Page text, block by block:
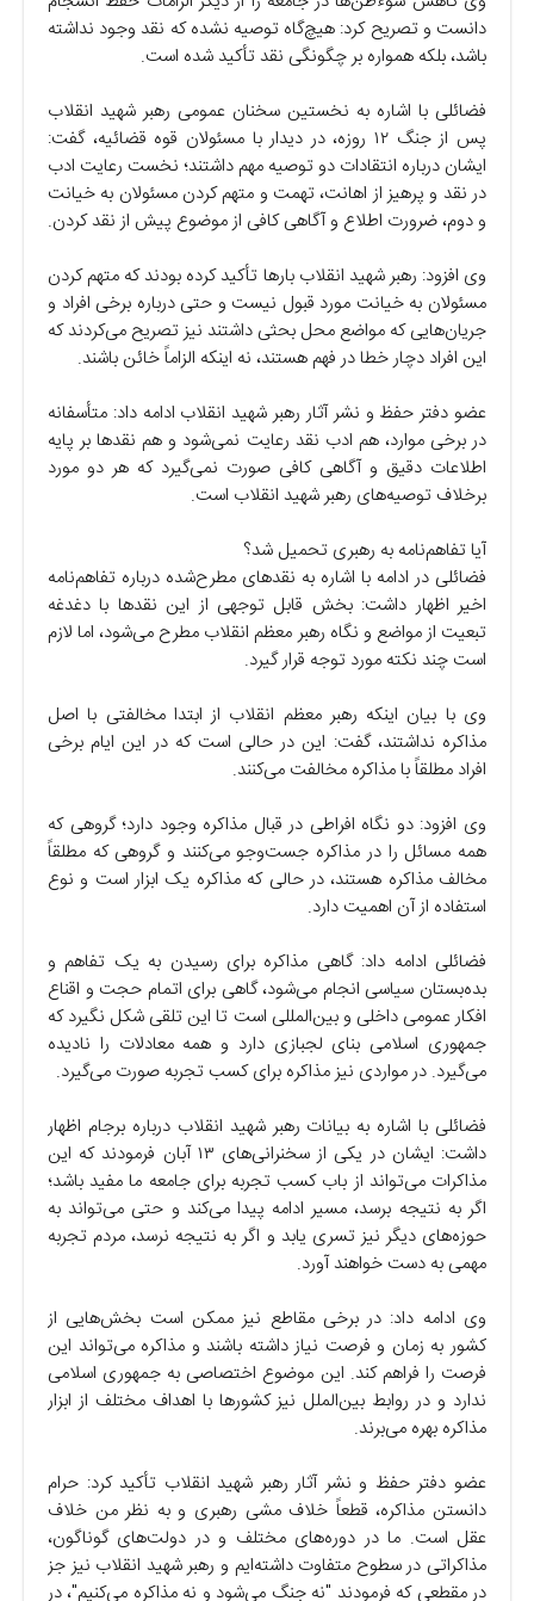
دانست و تصریح کرد: هیچ‌گاه توصیه نشده که نقد وجود نداشته
باشد، بلکه همواره بر چگونگی نقد تأکید شده است.
فضائلی با اشاره به نخستین سخنان عمومی رهبر شهید انقلاب
پس از جنگ ۱۲ روزه، در دیدار با مسئولان قوه قضائیه، گفت:
ایشان درباره انتقادات دو توصیه مهم داشتند؛ نخست رعایت ادب
در نقد و پرهیز از اهانت، تهمت و متهم کردن مسئولان به خیانت
و دوم، ضرورت اطلاع و آگاهی کافی از موضوع پیش از نقد کردن.
وی افزود: رهبر شهید انقلاب بارها تأکید کرده بودند که متهم کردن
مسئولان به خیانت مورد قبول نیست و حتی درباره برخی افراد و
جریان‌هایی که مواضع محل بحثی داشتند نیز تصریح می‌کردند که
این افراد دچار خطا در فهم هستند، نه اینکه الزاماً خائن باشند.
عضو دفتر حفظ و نشر آثار رهبر شهید انقلاب ادامه داد: متأسفانه
در برخی موارد، هم ادب نقد رعایت نمی‌شود و هم نقدها بر پایه
اطلاعات دقیق و آگاهی کافی صورت نمی‌گیرد که هر دو مورد
برخلاف توصیه‌های رهبر شهید انقلاب است.
آیا تفاهم‌نامه به رهبری تحمیل شد؟
فضائلی در ادامه با اشاره به نقدهای مطرح‌شده درباره تفاهم‌نامه
اخیر اظهار داشت: بخش قابل توجهی از این نقدها با دغدغه
تبعیت از مواضع و نگاه رهبر معظم انقلاب مطرح می‌شود، اما لازم
است چند نکته مورد توجه قرار گیرد.
وی با بیان اینکه رهبر معظم انقلاب از ابتدا مخالفتی با اصل
مذاکره نداشتند، گفت: این در حالی است که در این ایام برخی
افراد مطلقاً با مذاکره مخالفت می‌کنند.
وی افزود: دو نگاه افراطی در قبال مذاکره وجود دارد؛ گروهی که
همه مسائل را در مذاکره جست‌وجو می‌کنند و گروهی که مطلقاً
مخالف مذاکره هستند، در حالی که مذاکره یک ابزار است و نوع
استفاده از آن اهمیت دارد.
فضائلی ادامه داد: گاهی مذاکره برای رسیدن به یک تفاهم و
بده‌بستان سیاسی انجام می‌شود، گاهی برای اتمام حجت و اقناع
افکار عمومی داخلی و بین‌المللی است تا این تلقی شکل نگیرد که
جمهوری اسلامی بنای لجبازی دارد و همه معادلات را نادیده
می‌گیرد. در مواردی نیز مذاکره برای کسب تجربه صورت می‌گیرد.
فضائلی با اشاره به بیانات رهبر شهید انقلاب درباره برجام اظهار
داشت: ایشان در یکی از سخنرانی‌های ۱۳ آبان فرمودند که این
مذاکرات می‌تواند از باب کسب تجربه برای جامعه ما مفید باشد؛
اگر به نتیجه برسد، مسیر ادامه پیدا می‌کند و حتی می‌تواند به
حوزه‌های دیگر نیز تسری یابد و اگر به نتیجه نرسد، مردم تجربه
مهمی به دست خواهند آورد.
وی ادامه داد: در برخی مقاطع نیز ممکن است بخش‌هایی از
کشور به زمان و فرصت نیاز داشته باشند و مذاکره می‌تواند این
فرصت را فراهم کند. این موضوع اختصاصی به جمهوری اسلامی
ندارد و در روابط بین‌الملل نیز کشورها با اهداف مختلف از ابزار
مذاکره بهره می‌برند.
عضو دفتر حفظ و نشر آثار رهبر شهید انقلاب تأکید کرد: حرام
دانستن مذاکره، قطعاً خلاف مشی رهبری و به نظر من خلاف
عقل است. ما در دوره‌های مختلف و در دولت‌های گوناگون،
مذاکراتی در سطوح متفاوت داشته‌ایم و رهبر شهید انقلاب نیز جز
در مقطعی که فرمودند "نه جنگ می‌شود و نه مذاکره می‌کنیم"، در